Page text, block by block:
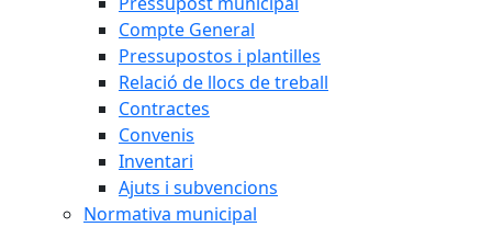
Compte General
Pressupostos i plantilles
Relació de llocs de treball
Contractes
Convenis
Inventari
Ajuts i subvencions
Normativa municipal